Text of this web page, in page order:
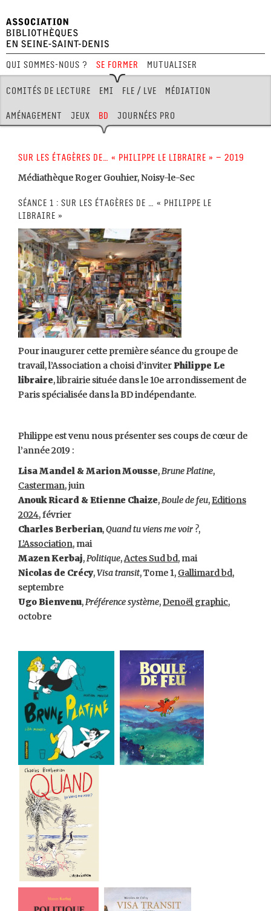
Qui sommes-nous ? Se former
Comités de lecture EMI FLE / LVE Médiation
Aménagement Jeux BD Journées pro
Mutualiser
Festival Hors Limites
Sur les étagères de… « Philippe Le Libraire » – 2019
Médiathèque Roger Gouhier, Noisy-le-Sec
Séance 1 : Sur les étagères de … « Philippe Le
Libraire »
Pour inaugurer cette première séance du groupe de
travail, l’Association a choisi d’inviterPhilippe Le
libraire, librairie située dans le 10e arrondissement de
Paris spécialisée dans la BD indépendante.
Philippe est venu nous présenter ses coups de cœur de
l’année 2019 :
Lisa Mandel & Marion Mousse,Brune Platine,
Casterman, juin
Anouk Ricard & Etienne Chaize,Boule de feu,Editions
2024, février
Charles Berberian,Quand tu viens me voir ?,
L’Association, mai
Mazen Kerbaj,Politique,Actes Sud bd, mai
Nicolas de Crécy,Visa transit, Tome 1,Gallimard bd,
septembre
Ugo Bienvenu,Préférence système,Denoël graphic,
octobre